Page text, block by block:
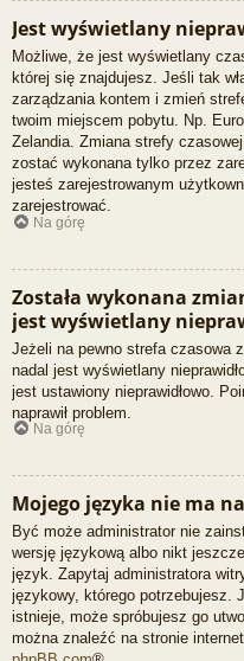
Jest wyświetlany
Możliwe, że jest wyświetlany
której się znajdujesz. Jeśli tak
zarządzania kontem i zmień
twoim miejscem pobytu. Np.
Zelandia. Zmiana strefy
zostać wykonana tylko przez
jesteś zarejestrowanym
zarejestrować.
Na górę
Została wykonana
jest wyświetlany
Jeżeli na pewno strefa czasowa
nadal jest wyświetlany
jest ustawiony nieprawidłowo.
naprawił problem.
Na górę
Mojego języka nie ma
Być może administrator nie
wersję językową albo nikt
język. Zapytaj administratora
językowy, którego potrzebujesz.
istnieje, może spróbujesz go
można znaleźć na stronie